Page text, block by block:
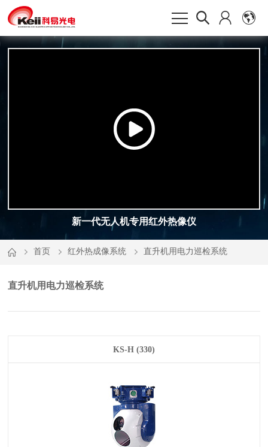
新一代无人机专用红外热像仪
首页 红外热成像系统 直升机用电力巡检系统
直升机用电力巡检系统
KS-H (330)